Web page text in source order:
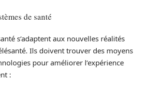
de santé
s’adaptent aux nouvelles réalités
Ils doivent trouver des moyens
pour améliorer l’expérience
: